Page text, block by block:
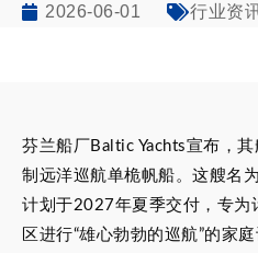
2026-06-01 行业资
芬兰船厂Baltic Yachts宣布，
制远洋巡航单桅帆船。这艘名
计划于2027年夏季交付，专为
区进行“雄心勃勃的巡航”的家庭